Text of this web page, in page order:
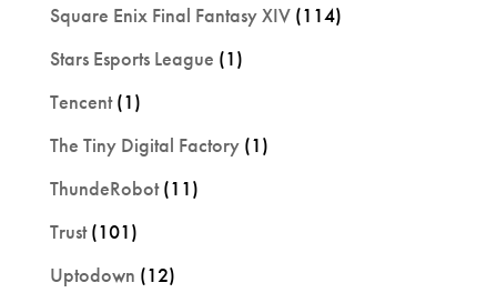
Square Enix Final Fantasy XIV(114)
Stars Esports League (1)
Tencent(1)
The Tiny Digital Factory(1)
ThundeRobot(11)
Trust(101)
Uptodown (12)